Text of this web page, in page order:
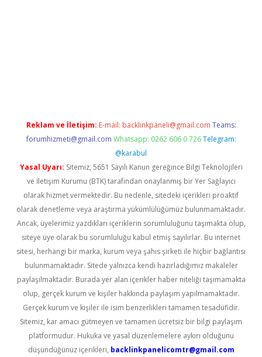
Reklam ve İletişim: E-mail: backlinkpaneli@gmail.com Teams:
forumhizmeti@gmail.com Whatsapp: 0262 606 0 726 Telegram:
@karabul
Yasal Uyarı: Sitemiz, 5651 Sayılı Kanun gereğince Bilgi Teknolojileri
ve İletişim Kurumu (BTK) tarafından onaylanmış bir Yer Sağlayıcı
olarak hizmet vermektedir. Bu nedenle, sitedeki içerikleri proaktif
olarak denetleme veya araştırma yükümlülüğümüz bulunmamaktadır.
Ancak, üyelerimiz yazdıkları içeriklerin sorumluluğunu taşımakta olup,
siteye üye olarak bu sorumluluğu kabul etmiş sayılırlar. Bu internet
sitesi, herhangi bir marka, kurum veya şahıs şirketi ile hiçbir bağlantısı
bulunmamaktadır. Sitede yalnızca kendi hazırladığımız makaleler
paylaşılmaktadır. Burada yer alan içerikler haber niteliği taşımamakta
olup, gerçek kurum ve kişiler hakkında paylaşım yapılmamaktadır.
Gerçek kurum ve kişiler ile isim benzerlikleri tamamen tesadüfidir.
Sitemiz, kar amacı gütmeyen ve tamamen ücretsiz bir bilgi paylaşım
platformudur. Hukuka ve yasal düzenlemelere aykırı olduğunu
düşündüğünüz içerikleri, backlinkpanelicomtr@gmail.com